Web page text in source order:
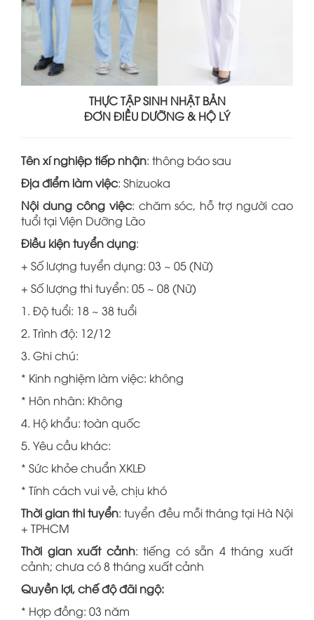
THỰC TẬP SINH NHẬT BẢN
ĐƠN ĐIỀU DƯỠNG & HỘ LÝ
Tên xí nghiệp tiếp nhận: thông báo sau
Địa điểm làm việc: Shizuoka
Nội dung công việc: chăm sóc, hỗ trợ người cao
tuổi tại Viện Dưỡng Lão
Điều kiện tuyển dụng:
+ Số lượng tuyển dụng: 03 ~ 05 (Nữ)
+ Số lượng thi tuyển: 05 ~ 08 (Nữ)
1. Độ tuổi: 18 ~ 38 tuổi
2. Trình độ: 12/12
3. Ghi chú:
* Kinh nghiệm làm việc: không
* Hôn nhân: Không
4. Hộ khẩu: toàn quốc
5. Yêu cầu khác:
* Sức khỏe chuẩn XKLĐ
* Tính cách vui vẻ, chịu khó
Thời gian thi tuyển: tuyển đều mỗi tháng tại Hà Nội
+ TPHCM
Thời gian xuất cảnh: tiếng có sẵn 4 tháng xuất
cảnh; chưa có 8 tháng xuất cảnh
Quyền lợi, chế độ đãi ngộ:
* Hợp đồng: 03 năm